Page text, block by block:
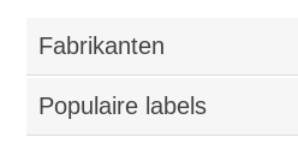
Fabrikanten
Populaire labels